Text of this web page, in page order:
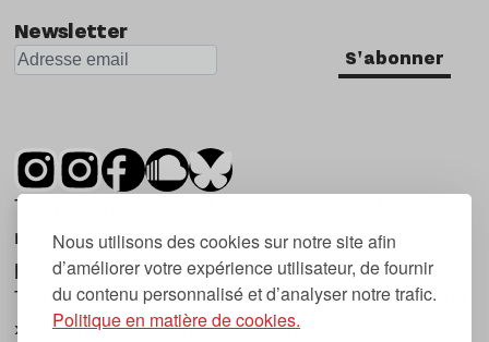
Nous utilisons des cookies sur notre site afin
d’améliorer votre expérience utilisateur, de fournir
du contenu personnalisé et d’analyser notre trafic.
Politique en matière de cookies.
Newsletter
S'abonner
Tsugi est un mensuel indépendant sur la
musique et les nouvelles tendances, dont la
première parution date de 2007.
Tsugi en japonais signifie « prochain », « suivant
», ce qui correspond à la thématique du